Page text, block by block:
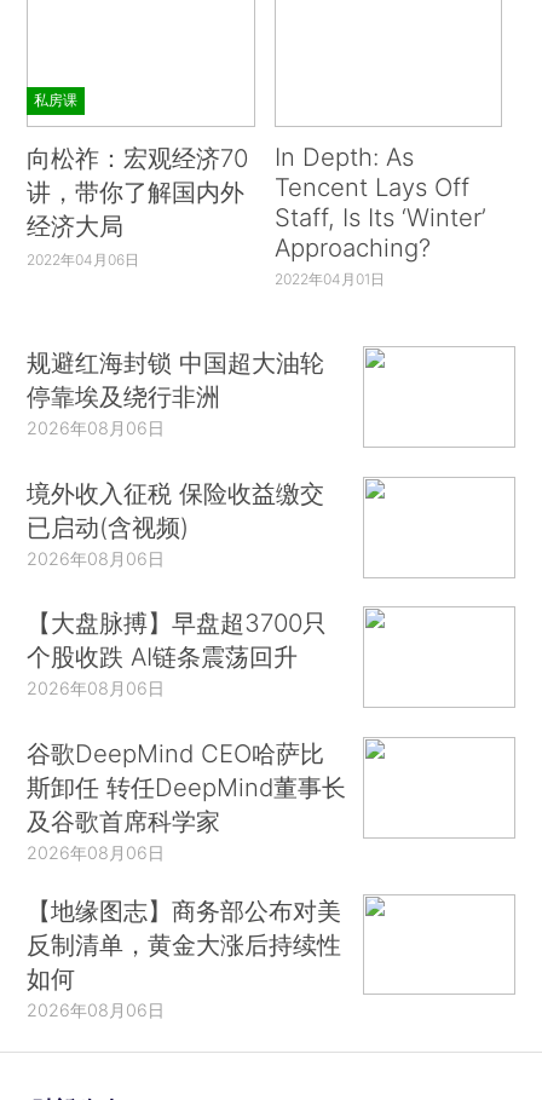
私房课
向松祚：宏观经济70
讲，带你了解国内外
经济大局
2022年04月06日
In Depth: As
Tencent Lays Off
Staff, Is Its ‘Winter’
Approaching?
2022年04月01日
规避红海封锁 中国超大油轮
停靠埃及绕行非洲
2026年08月06日
境外收入征税 保险收益缴交
已启动(含视频)
2026年08月06日
【大盘脉搏】早盘超3700只
个股收跌 AI链条震荡回升
2026年08月06日
谷歌DeepMind CEO哈萨比
斯卸任 转任DeepMind董事长
及谷歌首席科学家
2026年08月06日
【地缘图志】商务部公布对美
反制清单，黄金大涨后持续性
如何
2026年08月06日